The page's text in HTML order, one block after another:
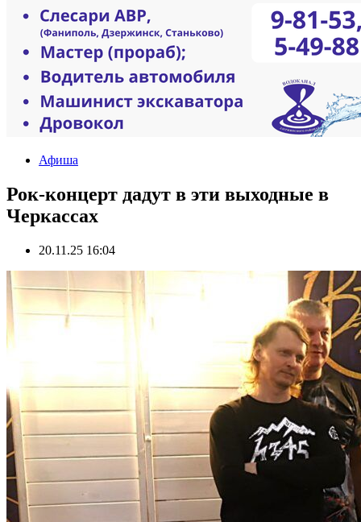
Афиша
Рок-концерт дадут в эти выходные в
Черкассах
20.11.25 16:04